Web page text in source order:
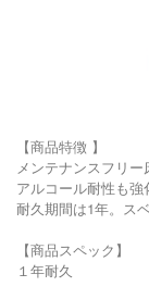
【商品特徴 】
メンテナンスフリー
アルコール耐性も強
耐久期間は1年。ス
【商品スペック】
１年耐久